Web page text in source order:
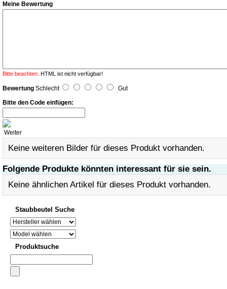
Meine Bewertung
Bitte beachten: HTML ist nicht verfügbar!
Bewertung Schlecht
Gut
Bitte den Code einfügen:
Weiter
Keine weiteren Bilder für dieses Produkt vorhanden.
Folgende Produkte könnten interessant für sie sein.
Keine ähnlichen Artikel für dieses Produkt vorhanden.
Staubbeutel Suche
Produktsuche